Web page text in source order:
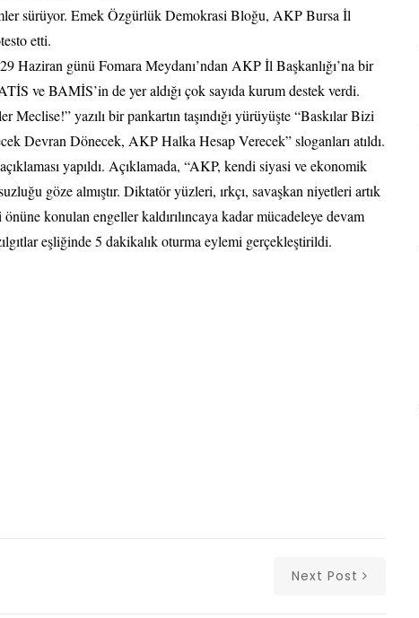
sürüyor. Emek Özgürlük Demokrasi Bloğu, AKP Bursa İl
etti.
Haziran günü Fomara Meydanı’ndan AKP İl Başkanlığı’na bir
ve BAMİS’in de yer aldığı çok sayıda kurum destek verdi.
yazılı bir pankartın taşındığı yürüyüşte “Baskılar Bizi
Devran Dönecek, AKP Halka Hesap Verecek” sloganları atıldı.
yapıldı. Açıklamada, “AKP, kendi siyasi ve ekonomik
göze almıştır. Diktatör yüzleri, ırkçı, savaşkan niyetleri artık
konulan engeller kaldırılıncaya kadar mücadeleye devam
eşliğinde 5 dakikalık oturma eylemi gerçekleştirildi.
Next Post